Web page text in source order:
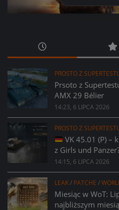
PROSTO Z
Prsoto z
AMX 29 Bélier
14:23, 6 LIPCA 2026
PROSTO Z
VK 45.01 (P) –
z Girls und
14:15, 6 LIPCA 2026
LEAK/ PATCHE /
Miesiąc w WoT:
najbliższym